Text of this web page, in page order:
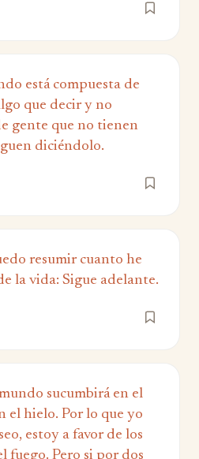
está compuesta de
que decir y no
gente que no tienen
diciéndolo.
resumir cuanto he
la vida: Sigue adelante.
sucumbirá en el
el hielo. Por lo que yo
estoy a favor de los
fuego. Pero si por dos